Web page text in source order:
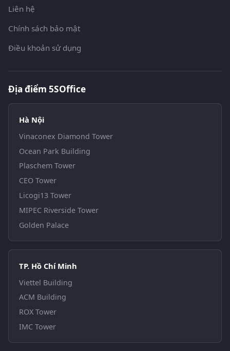
Liên hệ
Chính sách bảo mật
Điều khoản sử dụng
Địa điểm 5SOffice
Hà Nội
Vinaconex Diamond Tower
Ocean Park Building
Plaschem Tower
CEO Tower
Licogi13 Tower
MIPEC Riverside Tower
Golden Palace
TP. Hồ Chí Minh
Viettel Building
ACM Building
ROX Tower
IMC Tower